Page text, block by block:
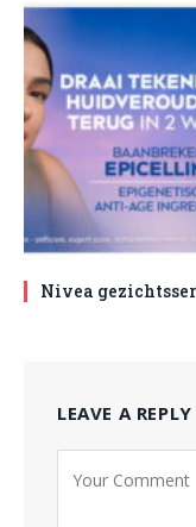
Nivea
LEAVE A REPLY